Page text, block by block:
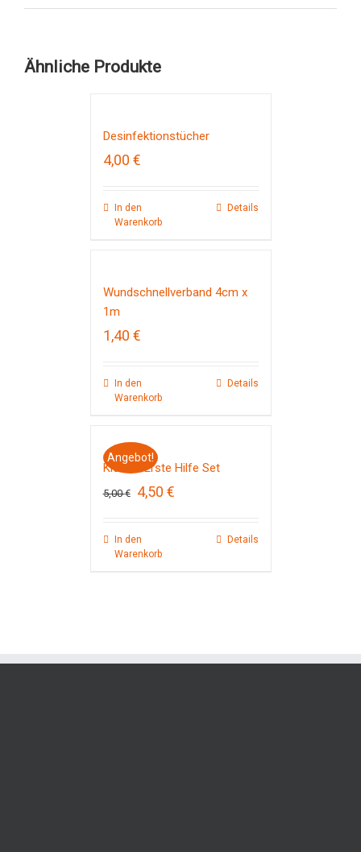
Ähnliche Produkte
Desinfektionstücher
4,00 €
In den
Warenkorb
Details
Wundschnellverband 4cm x
1m
1,40 €
In den
Warenkorb
Details
Angebot!
Kleines Erste Hilfe Set
5,00€
Ursprünglicher
5,00 €
4,50 €Aktueller
In den
Warenkorb
Details